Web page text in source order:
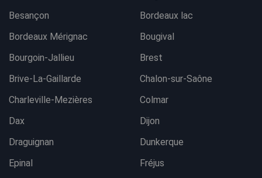
Besançon
Bordeaux lac
Bordeaux Mérignac
Bougival
Bourgoin-Jallieu
Brest
Brive-La-Gaillarde
Chalon-sur-Saône
Charleville-Mezières
Colmar
Dax
Dijon
Draguignan
Dunkerque
Epinal
Fréjus